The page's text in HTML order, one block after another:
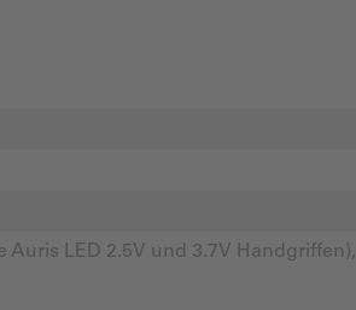
Auris LED 2.5V und 3.7V Handgriffen),